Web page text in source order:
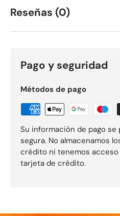
Reseñas (0)
Pago y seguridad
Métodos de pago
Su información de pago
segura. No almacenamos
crédito ni tenemos acceso
tarjeta de crédito.